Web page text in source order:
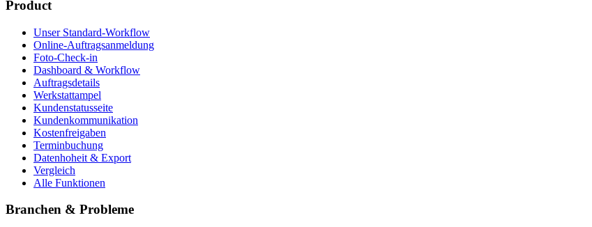
Product
Unser Standard-Workflow
Online-Auftragsanmeldung
Foto-Check-in
Dashboard & Workflow
Auftragsdetails
Werkstattampel
Kundenstatusseite
Kundenkommunikation
Kostenfreigaben
Terminbuchung
Datenhoheit & Export
Vergleich
Alle Funktionen
Branchen & Probleme